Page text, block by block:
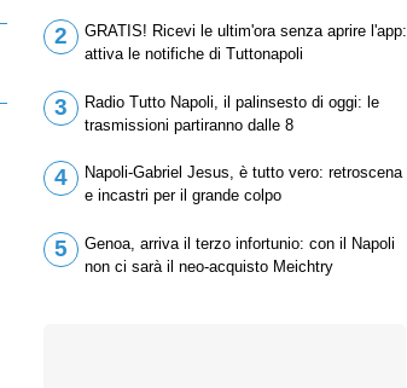
2
GRATIS! Ricevi le ultim'ora senza aprire l'app:
attiva le notifiche di Tuttonapoli
3
Radio Tutto Napoli, il palinsesto di oggi: le
trasmissioni partiranno dalle 8
4
Napoli-Gabriel Jesus, è tutto vero: retroscena
e incastri per il grande colpo
5
Genoa, arriva il terzo infortunio: con il Napoli
non ci sarà il neo-acquisto Meichtry